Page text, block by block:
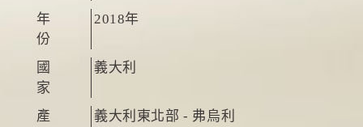
年
份
2018年
國
家
義大利
產
義大利東北部 - 弗烏利